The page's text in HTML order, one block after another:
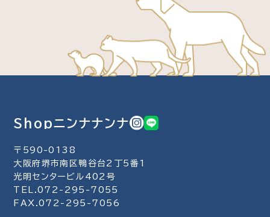
Shopニンナナンナ
〒590-0138
大阪府堺市南区鴨谷台2丁5番1
光明センタービル402号
TEL.072-295-7055
FAX.072-295-7056